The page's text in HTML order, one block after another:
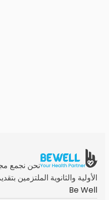
نحن نجمع
الأولية والثانوية الملتزمين
Be Well